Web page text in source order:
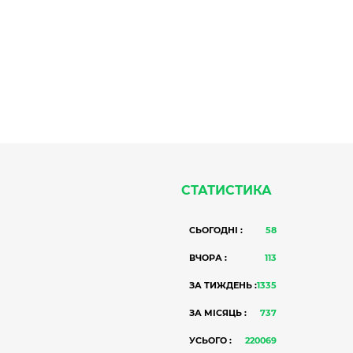
СТАТИСТИКА
СЬОГОДНІ : 58
ВЧОРА : 113
ЗА ТИЖДЕНЬ :1335
ЗА МІСЯЦЬ : 737
УСЬОГО : 220069